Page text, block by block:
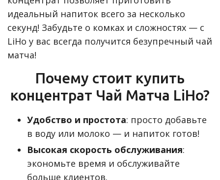
идеальный напиток всего за несколько
секунд! Забудьте о комках и сложностях — с
LiHo у вас всегда получится безупречный чай
матча!
Почему стоит купить
концентрат Чай Матча LiHo?
Удобство и простота: просто добавьте
в воду или молоко — и напиток готов!
Высокая скорость обслуживания:
экономьте время и обслуживайте
больше клиентов.